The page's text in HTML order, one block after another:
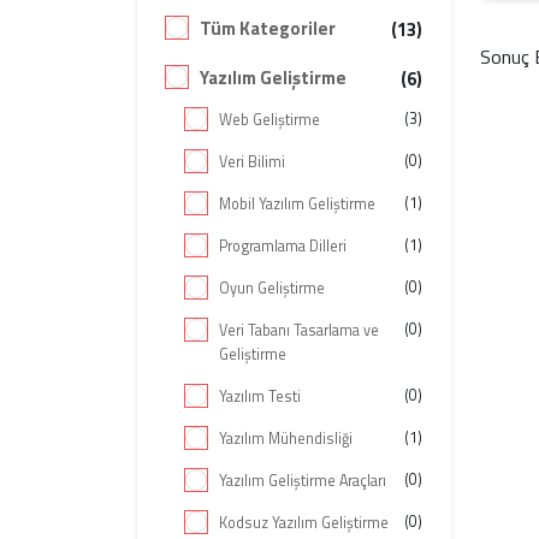
Tüm Kategoriler
(13)
Yazılım Geliştirme
(6)
Web Geliştirme
(3)
Veri Bilimi
(0)
Mobil Yazılım Geliştirme
(1)
Programlama Dilleri
(1)
Oyun Geliştirme
(0)
Veri Tabanı Tasarlama ve
Geliştirme
(0)
Yazılım Testi
(0)
Yazılım Mühendisliği
(1)
Yazılım Geliştirme Araçları
(0)
Kodsuz Yazılım Geliştirme
(0)
Sonuç